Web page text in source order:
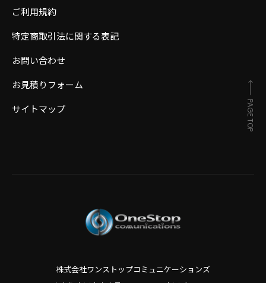
ご利用規約
特定商取引法に関する表記
お問い合わせ
お見積りフォーム
サイトマップ
株式会社ワンストップコミュニケーションズ
PAGE TOP